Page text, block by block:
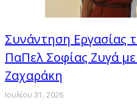
Συνάντηση Εργασίας
ΠαΠελ Σοφίας Ζυγά
Ζαχαράκη
Ιουλίου 31, 2026